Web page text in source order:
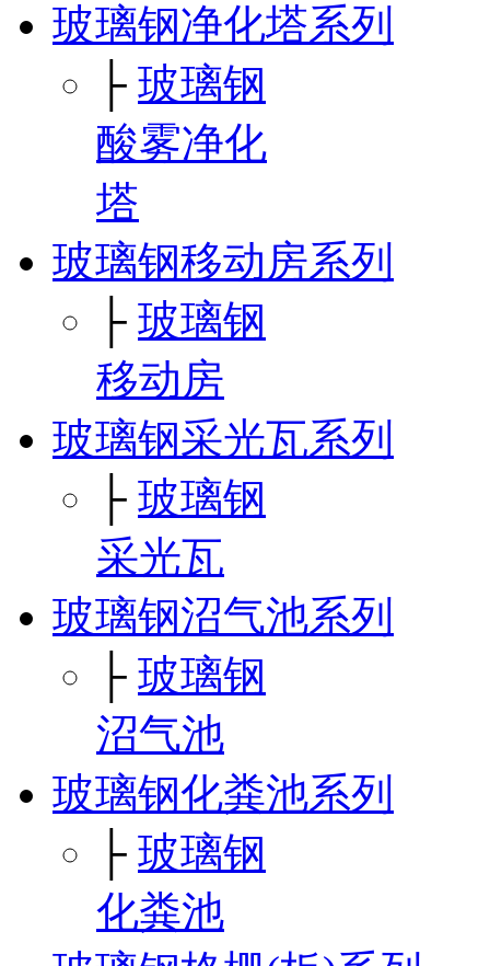
玻璃钢净化塔系列
├ 玻璃钢
酸雾净化
塔
玻璃钢移动房系列
├ 玻璃钢
移动房
玻璃钢采光瓦系列
├ 玻璃钢
采光瓦
玻璃钢沼气池系列
├ 玻璃钢
沼气池
玻璃钢化粪池系列
├ 玻璃钢
化粪池